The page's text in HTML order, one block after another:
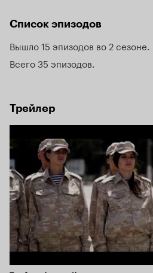
Список эпизодов
Вышло 15 эпизодов во 2 сезоне
Всего 35 эпизодов
Трейлер
Длительность 2 мин